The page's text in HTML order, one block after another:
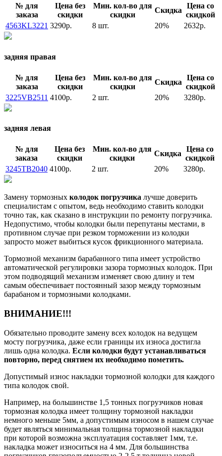
№ для
заказа
Цена без
скидки
Мин. кол-во для
скидки
Скидка
Цена со
скидкой
4563KL3221 3290р. 8 шт. 20% 2632р.
задняя правая
№ для
заказа
Цена без
скидки
Мин. кол-во для
скидки
Скидка
Цена со
скидкой
3225VB2511 4100р. 2 шт. 20% 3280р.
задняя левая
№ для
заказа
Цена без
скидки
Мин. кол-во для
скидки
Скидка
Цена со
скидкой
3245TB2040 4100р. 2 шт. 20% 3280р.
Замену тормозных колодок погрузчика лучше доверить
специалистам с опытом, ведь необходимо ставить колодки
точно так, как сказано в инструкции по ремонту погрузчика.
Недопустимо, чтобы колодки были перепутаны местами, в
противном случае при резком торможении из колодки
запросто может выбиться кусок фрикционного материала.
Тормозной механизм барабанного типа имеет устройство
автоматической регулировки зазора тормозных колодок. При
этом подводящий механизм изменяет свою длину и тем
самым обеспечивает постоянный зазор между тормозным
барабаном и тормозными колодками.
ВНИМАНИЕ!!!
Обязательно проводите замену всех колодок на ведущем
мосту погрузчика, даже если границы их износа достигла
лишь одна колодка. Если колодки будут устанавливаться
повторно, перед снятием их необходимо пометить.
Допустимый износ накладки тормозной колодки для каждого
типа колодок свой.
Например, на большинстве 1,5 тонных погрузчиков новая
тормозная колодка имеет толщину тормозной накладки
немного меньше 5мм, а допустимым износом в нашем случае
будет являться минимальная толщина тормозной накладки
при которой возможна эксплуатация составляет 1мм, т.е.
накладка может износиться на 4 мм. Для большинства